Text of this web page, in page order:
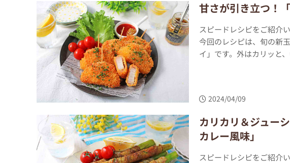
甘さが引き立つ！
スピードレシピをご紹介
今回のレシピは、旬の新
イ」です。外はカリッと
2024/04/09
カリカリ＆ジュー
カレー風味」
スピードレシピをご紹介